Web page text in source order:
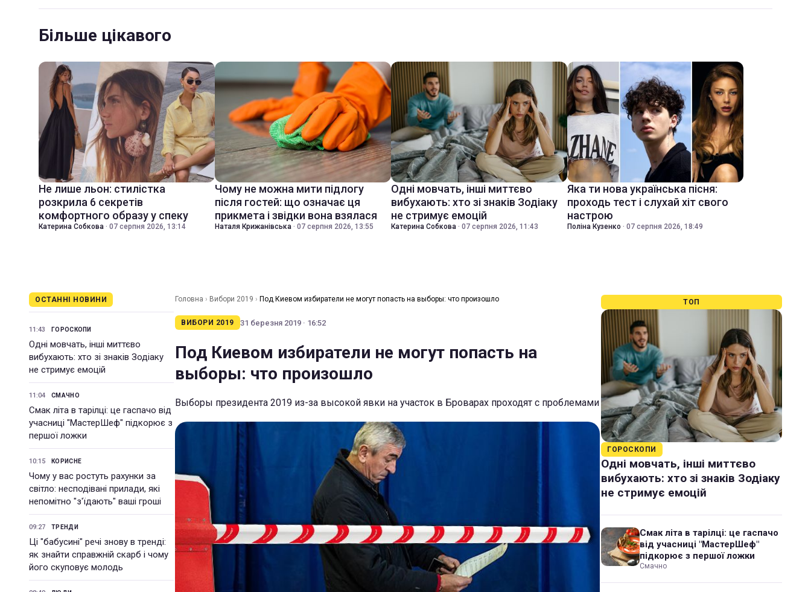
Більше цікавого
Не лише льон: стилістка
розкрила 6 секретів
комфортного образу у спеку
Катерина Собкова · 07 серпня 2026, 13:14
Чому не можна мити підлогу
після гостей: що означає ця
прикмета і звідки вона взялася
Наталя Крижанівська · 07 серпня 2026, 13:55
Одні мовчать, інші миттєво
вибухають: хто зі знаків Зодіаку
не стримує емоцій
Катерина Собкова · 07 серпня 2026, 11:43
Яка ти нова українська пісня:
проходь тест і слухай хіт свого
настрою
Поліна Кузенко · 07 серпня 2026, 18:49
ОСТАННІ НОВИНИ
11:43 ГОРОСКОПИ
Одні мовчать, інші миттєво
вибухають: хто зі знаків Зодіаку
не стримує емоцій
11:04 СМАЧНО
Смак літа в тарілці: це гаспачо від
учасниці "МастерШеф" підкорює з
першої ложки
10:15 КОРИСНЕ
Чому у вас ростуть рахунки за
світло: несподівані прилади, які
непомітно "з'їдають" ваші гроші
09:27 ТРЕНДИ
Ці "бабусині" речі знову в тренді:
як знайти справжній скарб і чому
його скуповує молодь
Головна › Вибори 2019 › Под Киевом избиратели не могут попасть на выборы: что произошло
ВИБОРИ 2019 31 березня 2019 · 16:52
Под Киевом избиратели не могут попасть на
выборы: что произошло
Выборы президента 2019 из-за высокой явки на участок в Броварах проходят с проблемами
ТОП
ГОРОСКОПИ
Одні мовчать, інші миттєво
вибухають: хто зі знаків Зодіаку
не стримує емоцій
Смак літа в тарілці: це гаспачо
від учасниці "МастерШеф"
підкорює з першої ложки
Смачно